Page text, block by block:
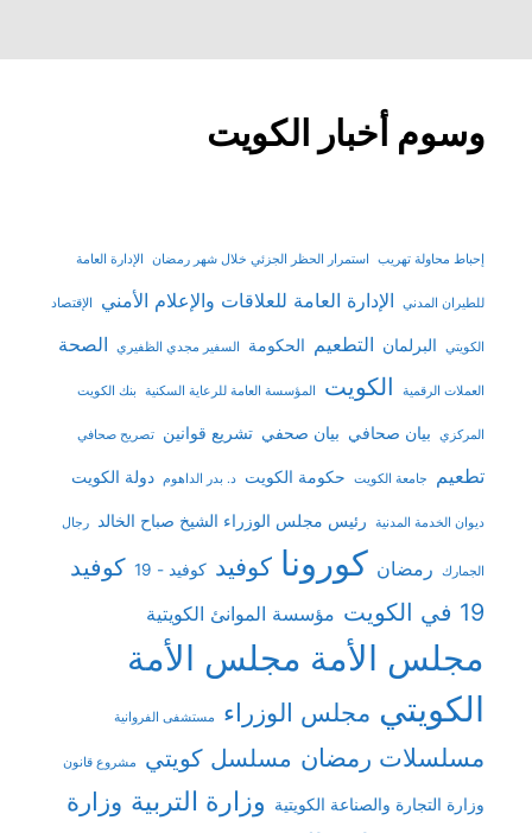
وسوم أخبار الكويت
إحباط محاولة تهريب استمرار الحظر الجزئي خلال شهر رمضان الإدارة العامة
للطيران المدني الإدارة العامة للعلاقات والإعلام الأمني الإقتصاد
الكويتي البرلمان التطعيم الحكومة السفير مجدي الظفيري الصحة
العملات الرقمية الكويت المؤسسة العامة للرعاية السكنية بنك الكويت
المركزي بيان صحافي بيان صحفي تشريع قوانين تصريح صحافي
تطعيم جامعة الكويت حكومة الكويت د. بدر الداهوم دولة الكويت
ديوان الخدمة المدنية رئيس مجلس الوزراء الشيخ صباح الخالد رجال
الجمارك رمضان كورونا كوفيد كوفيد - 19
كوفيد
19 في الكويت
مؤسسة الموانئ الكويتية
مجلس الأمة مجلس الأمة
الكويتي مجلس الوزراء مستشفى الفروانية
مسلسلات رمضان مسلسل كويتي مشروع قانون
وزارة التجارة والصناعة الكويتية وزارة التربية وزارة